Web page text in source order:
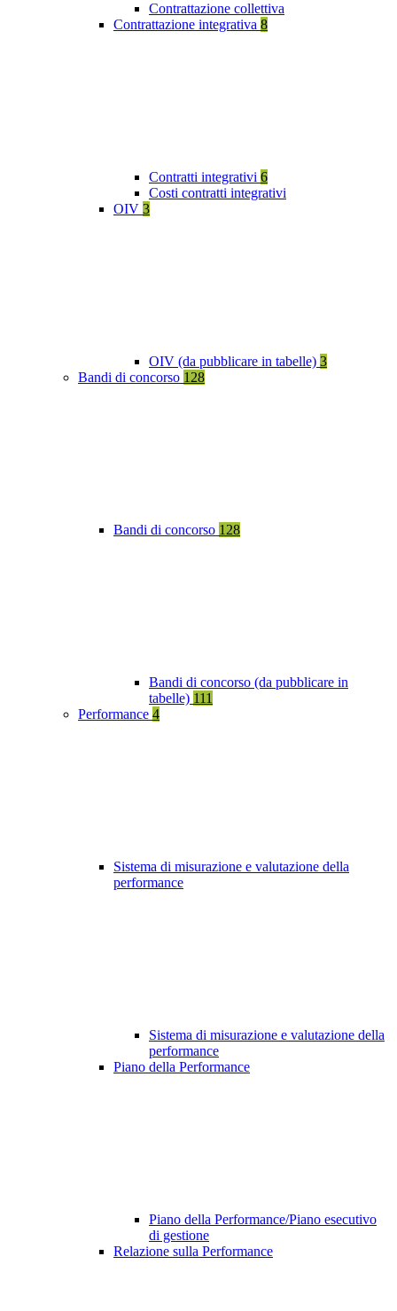
Contrattazione collettiva
Contrattazione integrativa 8
Contratti integrativi 6
Costi contratti integrativi
OIV 3
OIV (da pubblicare in tabelle) 3
Bandi di concorso 128
Bandi di concorso 128
Bandi di concorso (da pubblicare in
tabelle) 111
Performance 4
Sistema di misurazione e valutazione della
performance
Sistema di misurazione e valutazione della
performance
Piano della Performance
Piano della Performance/Piano esecutivo
di gestione
Relazione sulla Performance